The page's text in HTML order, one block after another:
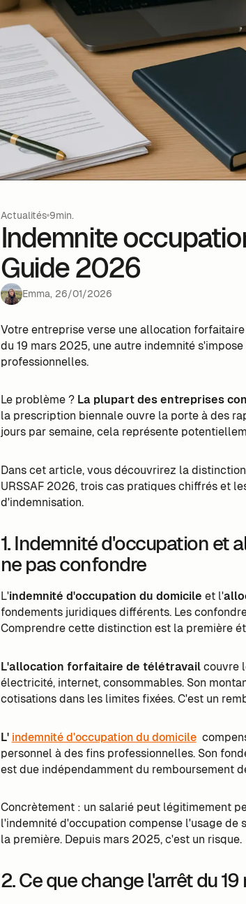
Actualités 9min.
Indemnite
Guide 2026
Emma, 26/01/2026
Votre entreprise verse une allocation
du 19 mars 2025, une autre indemnité
professionnelles.
Le problème ? La plupart des entreprises
la prescription biennale ouvre la porte à des
jours par semaine, cela représente
Dans cet article, vous découvrirez la
URSSAF 2026, trois cas pratiques chiffrés et
d'indemnisation.
1. Indemnité d'occupation et
ne pas confondre
L'indemnité d'occupation du domicile et l'
fondements juridiques différents. Les
Comprendre cette distinction est la première
L'allocation forfaitaire de télétravailcouvre
électricité, internet, consommables. Son
cotisations dans les limites fixées. C'est un
L' indemnité d'occupation du domicile
personnel à des fins professionnelles. Son
est due indépendamment du remboursement
Concrètement : un salarié peut légitimement
l'indemnité d'occupation compense l'usage de
la première. Depuis mars 2025, c'est un risque.
2. Ce que change l'arrêt du